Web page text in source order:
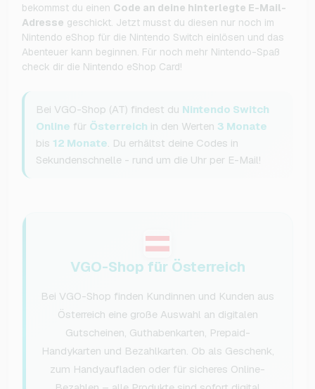
bekommst du einen Code an deine hinterlegte E-Mail-
Adresse geschickt. Jetzt musst du diesen nur noch im
Nintendo eShop für die Nintendo Switch einlösen und das
Abenteuer kann beginnen. Für noch mehr Nintendo-Spaß
check dir die Nintendo eShop Card!
Bei VGO-Shop (AT) findest du Nintendo Switch
Online für Österreich in den Werten 3 Monate
bis 12 Monate . Du erhältst deine Codes in
Sekundenschnelle - rund um die Uhr per E-Mail!
VGO-Shop für Österreich
Bei VGO-Shop finden Kundinnen und Kunden aus
Österreich eine große Auswahl an digitalen
Gutscheinen, Guthabenkarten, Prepaid-
Handykarten und Bezahlkarten. Ob als Geschenk,
zum Handyaufladen oder für sicheres Online-